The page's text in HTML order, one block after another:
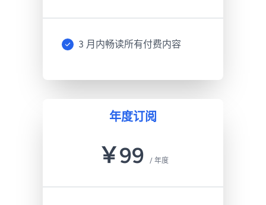
3 月内畅读所有付费内容
年度订阅
￥99 / 年度